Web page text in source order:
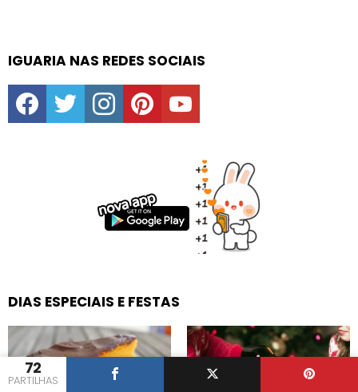
72
PARTILHAS
IGUARIA NAS REDES SOCIAIS
facebooktwitter instagrampinterestyoutube
DIAS ESPECIAIS E FESTAS